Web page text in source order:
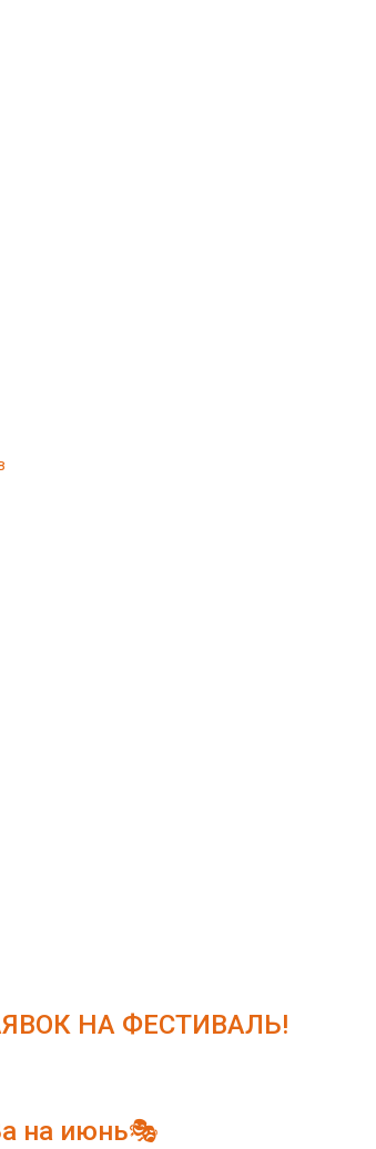
НА ФЕСТИВАЛЬ!
на июнь🎭